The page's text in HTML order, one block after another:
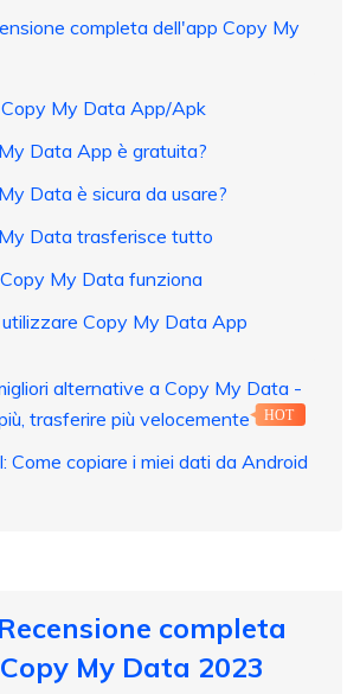
completa dell'app Copy My
My Data App/Apk
Data App è gratuita?
Data è sicura da usare?
Data trasferisce tutto
My Data funziona
utilizzare Copy My Data App
alternative a Copy My Data -
trasferire più velocemente
HOT
Come copiare i miei dati da Android
completa
My Data 2023